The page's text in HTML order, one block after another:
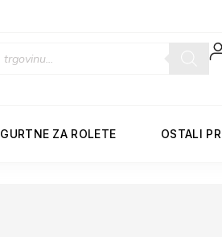
GURTNE ZA ROLETE OSTALI